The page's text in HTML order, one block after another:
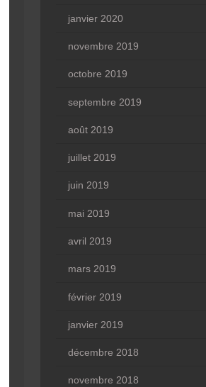
janvier 2020
novembre 2019
octobre 2019
septembre 2019
août 2019
juillet 2019
juin 2019
mai 2019
avril 2019
mars 2019
février 2019
janvier 2019
décembre 2018
novembre 2018